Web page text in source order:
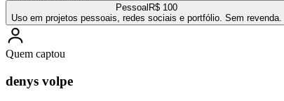
Pessoal R$ 100
Uso em projetos pessoais, redes sociais e portfólio. Sem revenda.
Quem captou
denys volpe